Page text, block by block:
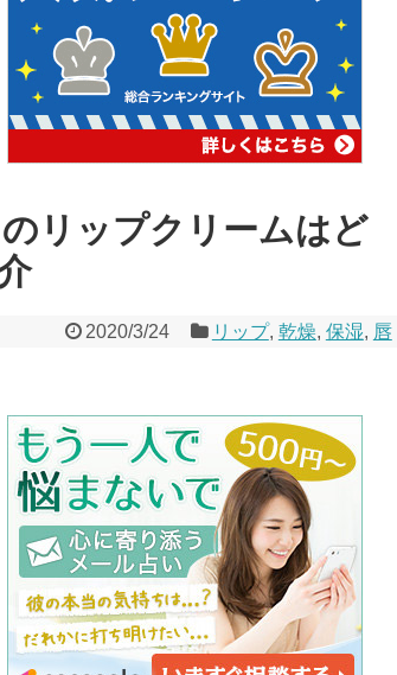
リップクリームはど
2020/3/24 リップ, 乾燥, 保湿, 唇